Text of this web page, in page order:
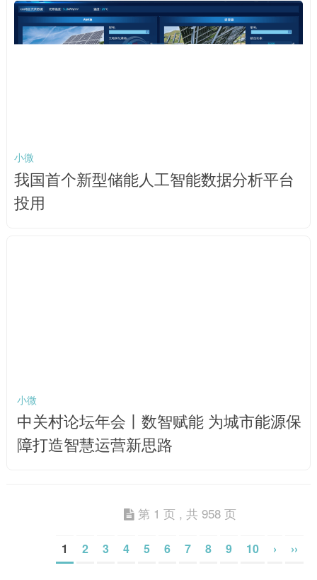
小微
我国首个新型储能人工智能数据分析平台
投用
小微
中关村论坛年会丨数智赋能 为城市能源保
障打造智慧运营新思路
第 1 页 , 共 958 页
1 2 3 4 5 6 7 8 9 10 › ››